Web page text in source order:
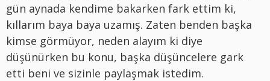
gün aynada kendime bakarken fark ettim ki,
kıllarım baya baya uzamış. Zaten benden başka
kimse görmüyor, neden alayım ki diye
düşünürken bu konu, başka düşüncelere gark
etti beni ve sizinle paylaşmak istedim.